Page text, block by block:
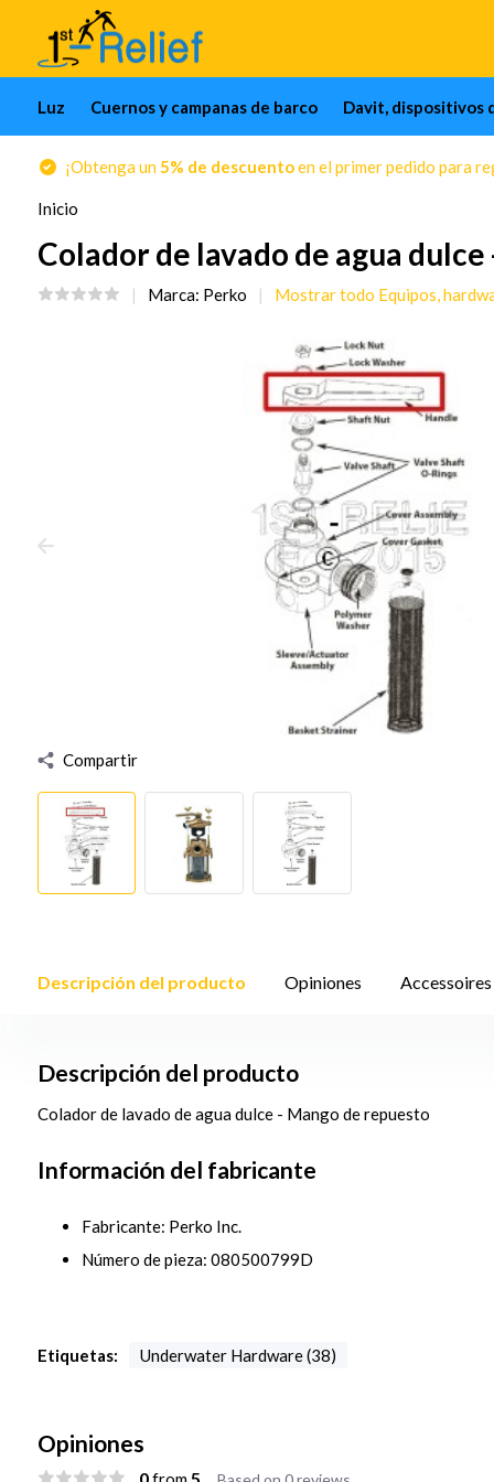
Luz Cuernos y campanas de barco Davit, dispositivos
¡Obtenga un5% de descuentoen el primer pedido para
Inicio
Colador de lavado de agua
Marca: Perko Mostrar todo Equipos,
Compartir
Descripción del producto Opiniones Accessoires
Descripción del producto
Colador de lavado de agua dulce - Mango de repuesto
Información del fabricante
Fabricante: Perko Inc.
Número de pieza: 080500799D
Etiquetas: Underwater Hardware (38)
Opiniones